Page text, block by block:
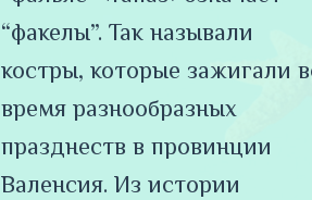
“факелы”. Так называли
костры, которые зажигали
время разнообразных
празднеств в провинции
Валенсия. Из истории